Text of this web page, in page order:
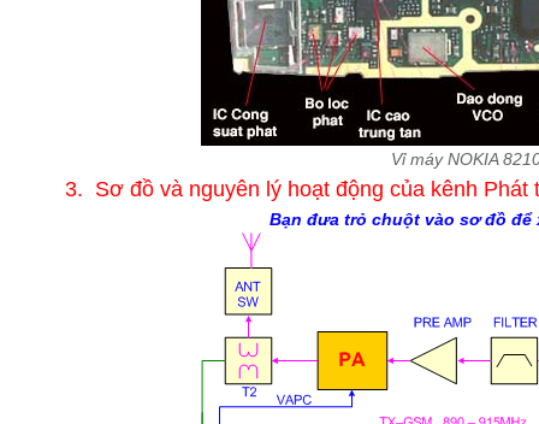
Vỉ máy NOKIA
3. Sơ đồ và nguyên lý hoạt động của kênh Phát
Bạn đưa trỏ chuột vào sơ đồ để